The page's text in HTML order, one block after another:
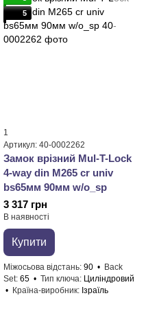
5
1
Артикул: 40-0002262
Замок врізний Mul-T-Lock
4-way din M265 cr univ
bs65мм 90мм w/o_sp
3 317 грн
В наявності
Купити
Міжосьова відстань 90
Back
Set 65 Тип ключа Циліндровий
Країна-виробник
Ізраїль